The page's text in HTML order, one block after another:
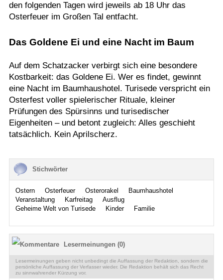
den folgenden Tagen wird jeweils ab 18 Uhr das
Osterfeuer im Großen Tal entfacht.
Das Goldene Ei und eine Nacht im Baum
Auf dem Schatzacker verbirgt sich eine besondere
Kostbarkeit: das Goldene Ei. Wer es findet, gewinnt
eine Nacht im Baumhaushotel. Turisede verspricht ein
Osterfest voller spielerischer Rituale, kleiner
Prüfungen des Spürsinns und turisedischer
Eigenheiten – und betont zugleich: Alles geschieht
tatsächlich. Kein Aprilscherz.
Stichwörter
Ostern Osterfeuer Osterorakel
Baumhaushotel
Veranstaltung
Karfreitag
Ausflug
Geheime Welt von Turisede
Kinder Familie
Lesermeinungen (0)
Lesermeinungen geben nicht unbedingt die Auffassung der Redaktion, sondern die
persönliche Auffassung der Verfasser wieder. Die Redaktion behält sich das Recht
zu sinnwahrender Kürzung vor.